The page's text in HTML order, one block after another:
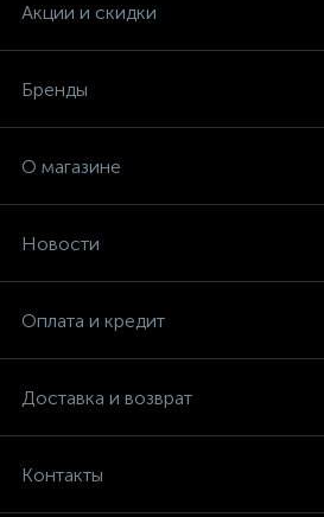
Акции и скидки
Бренды
О магазине
Новости
Оплата и кредит
Доставка и возврат
Контакты